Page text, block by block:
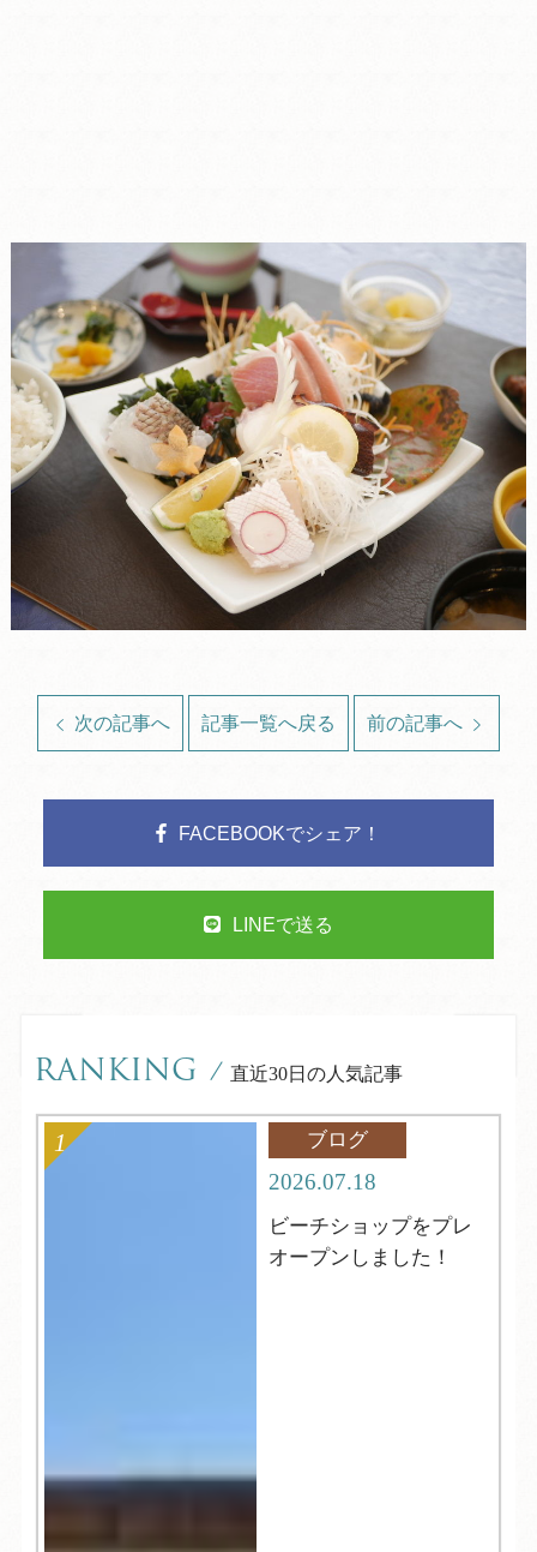
次の記事へ 記事一覧へ戻る 前の記事へ
FACEBOOKでシェア！
LINEで送る
RANKING / 直近30日の人気記事
ブログ
2026.07.18
ビーチショップをプレ
オープンしました！